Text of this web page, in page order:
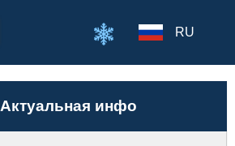
RU
Актуальная инфо